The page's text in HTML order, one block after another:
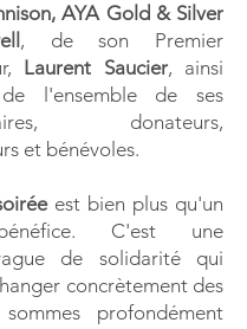
AYA Gold & Silver
, de son Premier
Laurent Saucier, ainsi
l'ensemble de ses
donateurs,
et bénévoles.
est bien plus qu'un
bénéfice. C'est une
de solidarité qui
concrètement des
profondément